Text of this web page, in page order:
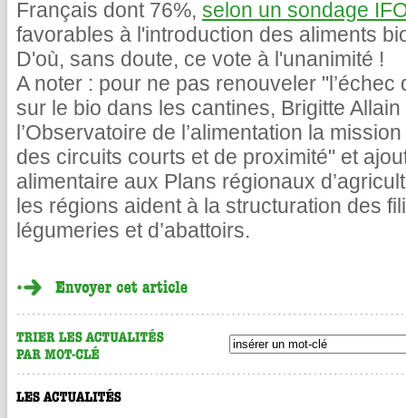
Français dont 76%, selon un sondage
favorables à l'introduction des aliments
D'où, sans doute, ce vote à l'unanimité !
A noter : pour ne pas renouveler "l’échec
sur le bio dans les cantines, Brigitte
l’Observatoire de l’alimentation la
des circuits courts et de proximité" et
alimentaire aux Plans régionaux
les régions aident à la structuration des
légumeries et d’abattoirs.